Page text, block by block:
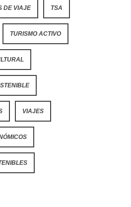
DE VIAJE TSA
TURISMO ACTIVO
VIAJES